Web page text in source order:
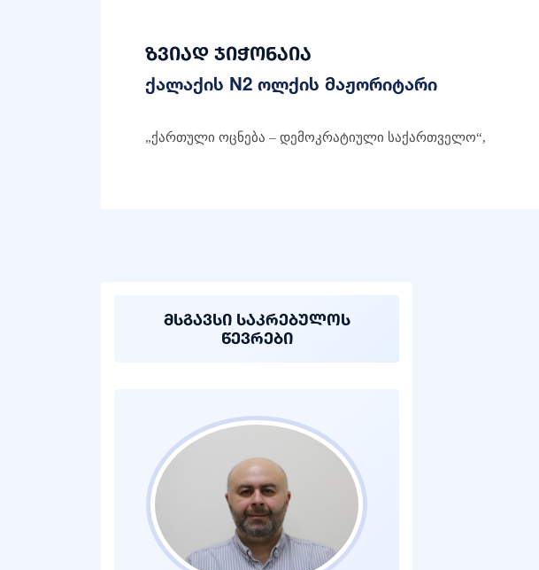
ზვიად ჯიჭონაია
ქალაქის N2 ოლქის მაჟორიტარი
„ქართული ოცნება – დემოკრატიული საქართველო“,
მსგავსი საკრებულოს
წევრები